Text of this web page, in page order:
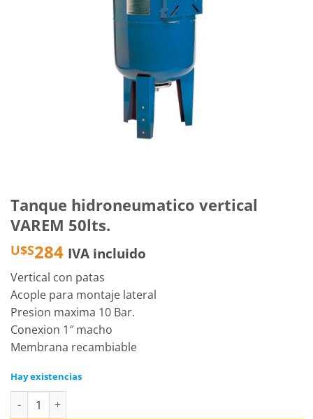
Tanque hidroneumatico vertical
VAREM 50lts.
U$S284 IVA incluido
Vertical con patas
Acople para montaje lateral
Presion maxima 10 Bar.
Conexion 1″ macho
Membrana recambiable
Hay existencias
Tanque hidroneumatico vertical VAREM 50lts. cantidad